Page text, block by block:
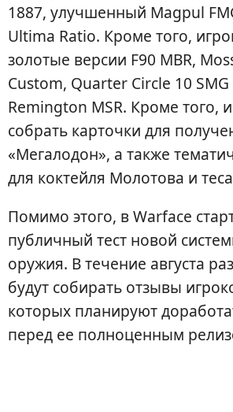
1887, улучшенный Magpul
Ultima Ratio. Кроме того,
золотые версии F90 MBR,
Custom, Quarter Circle 10
Remington MSR. Кроме того,
собрать карточки для
«Мегалодон», а также
для коктейля Молотова и
Помимо этого, в Warface
публичный тест новой
оружия. В течение августа
будут собирать отзывы
которых планируют
перед ее полноценным